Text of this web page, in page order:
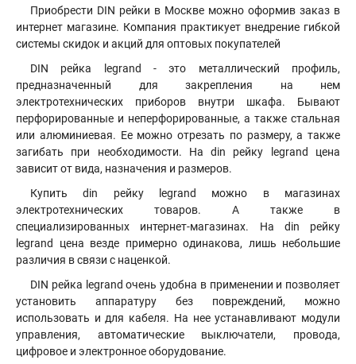
Приобрести DIN рейки в Москве можно оформив заказ в
интернет магазине. Компания практикует внедрение гибкой
системы скидок и акций для оптовых покупателей
DIN рейка legrand - это металлический профиль,
предназначенный для закрепления на нем
электротехнических приборов внутри шкафа. Бывают
перфорированные и неперфорированные, а также стальная
или алюминиевая. Ее можно отрезать по размеру, а также
загибать при необходимости. На din рейку legrand цена
зависит от вида, назначения и размеров.
Купить din рейку legrand можно в магазинах
электротехнических товаров. А также в
специализированных интернет-магазинах. На din рейку
legrand цена везде примерно одинакова, лишь небольшие
различия в связи с наценкой.
DIN рейка legrand очень удобна в применении и позволяет
установить аппаратуру без повреждений, можно
использовать и для кабеля. На нее устанавливают модули
управления, автоматические выключатели, провода,
цифровое и электронное оборудование.